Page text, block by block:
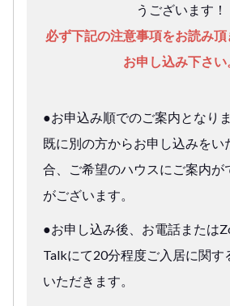
うございます！
必ず下記の注意事項をお読み
お申し込み下さい
●お申込み順でのご案内となり
既に別の方からお申し込みをい
合、ご希望のハウスにご案内が
がございます。
●お申し込み後、お電話または
Talkにて20分程度ご入居に関す
いただきます。